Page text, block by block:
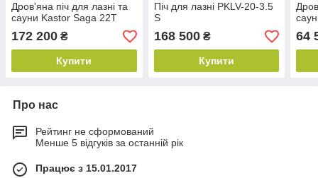
Дров'яна піч для лазні та
сауни Kastor Saga 22Т
172 200 ₴
Купити
Піч для лазні PKLV-20-3.5
S
168 500₴
Купити
64
Про нас
Рейтинг не сформований
Менше 5 відгуків за останній рік
Працює з 15.01.2017